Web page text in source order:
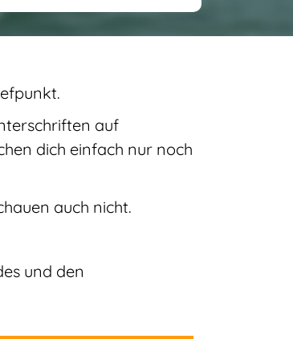
auf
dich einfach nur noch
auch nicht.
und den